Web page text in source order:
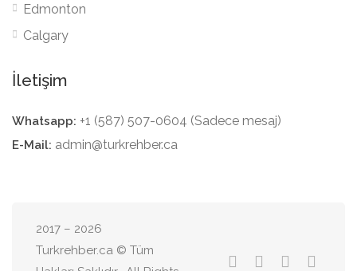
Edmonton
Calgary
İletişim
Whatsapp: +1 (587) 507-0604 (Sadece mesaj)
E-Mail: admin@turkrehber.ca
2017 – 2026
Turkrehber.ca © Tüm